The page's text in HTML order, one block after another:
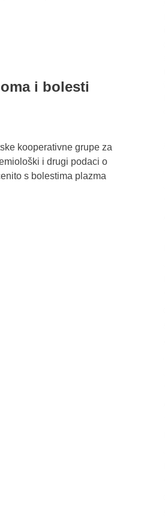
i bolesti
kooperativne grupe za
i drugi podaci o
s bolestima plazma